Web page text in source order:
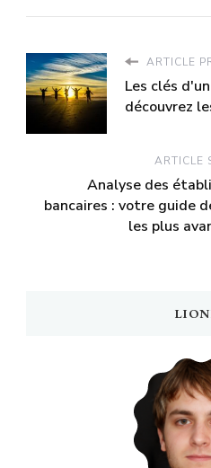
ARTICLE
Les clés
découvrez
ARTICLE
Analyse des
bancaires : votre guide
les plus